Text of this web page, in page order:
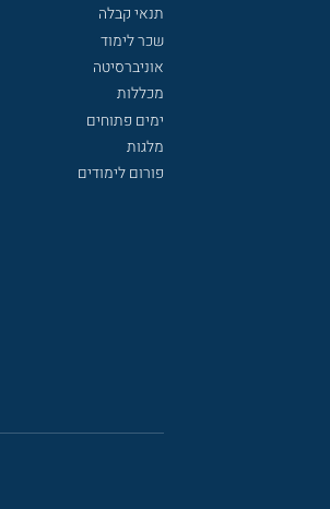
תנאי קבלה
שכר לימוד
אוניברסיטה
מכללות
ימים פתוחים
מלגות
פורום לימודים